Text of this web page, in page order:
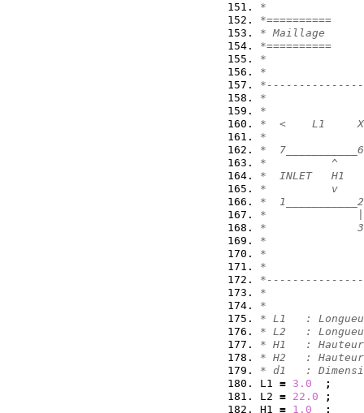
*
*==========
* Maillage
*==========
*
*
*
*
*  <    L1
*
*
*          ^
*  INLET   H1
*          v
*  1___________2
*
*
*
*
*
*
*
* L1   :
* L2   :
* H1   :
* H2   :
* d1   :
L1 = 3.0
;
L2 = 22.0
;
H1 = 1.0
;